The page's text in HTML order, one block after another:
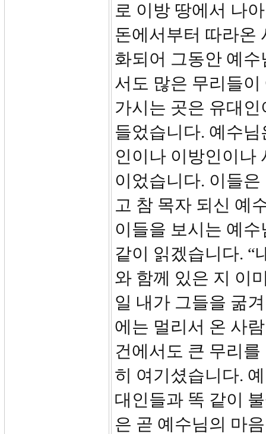
로 이방 땅에서 나
돈에서부터 따라온
화되어 그동안 예
서도 많은 무리들
가시는 곳은 유대
들었습니다. 예수
인이나 이방인이나
이었습니다. 이들
고 참 목자 되신 예
이들을 보시는 예
같이 읽겠습니다. “
와 함께 있은 지 이
일 내가 그들을 굶
에는 멀리서 온 사
건에서도 큰 무리
히 여기셨습니다.
대인들과 똑 같이
은 곧 예수님의 마